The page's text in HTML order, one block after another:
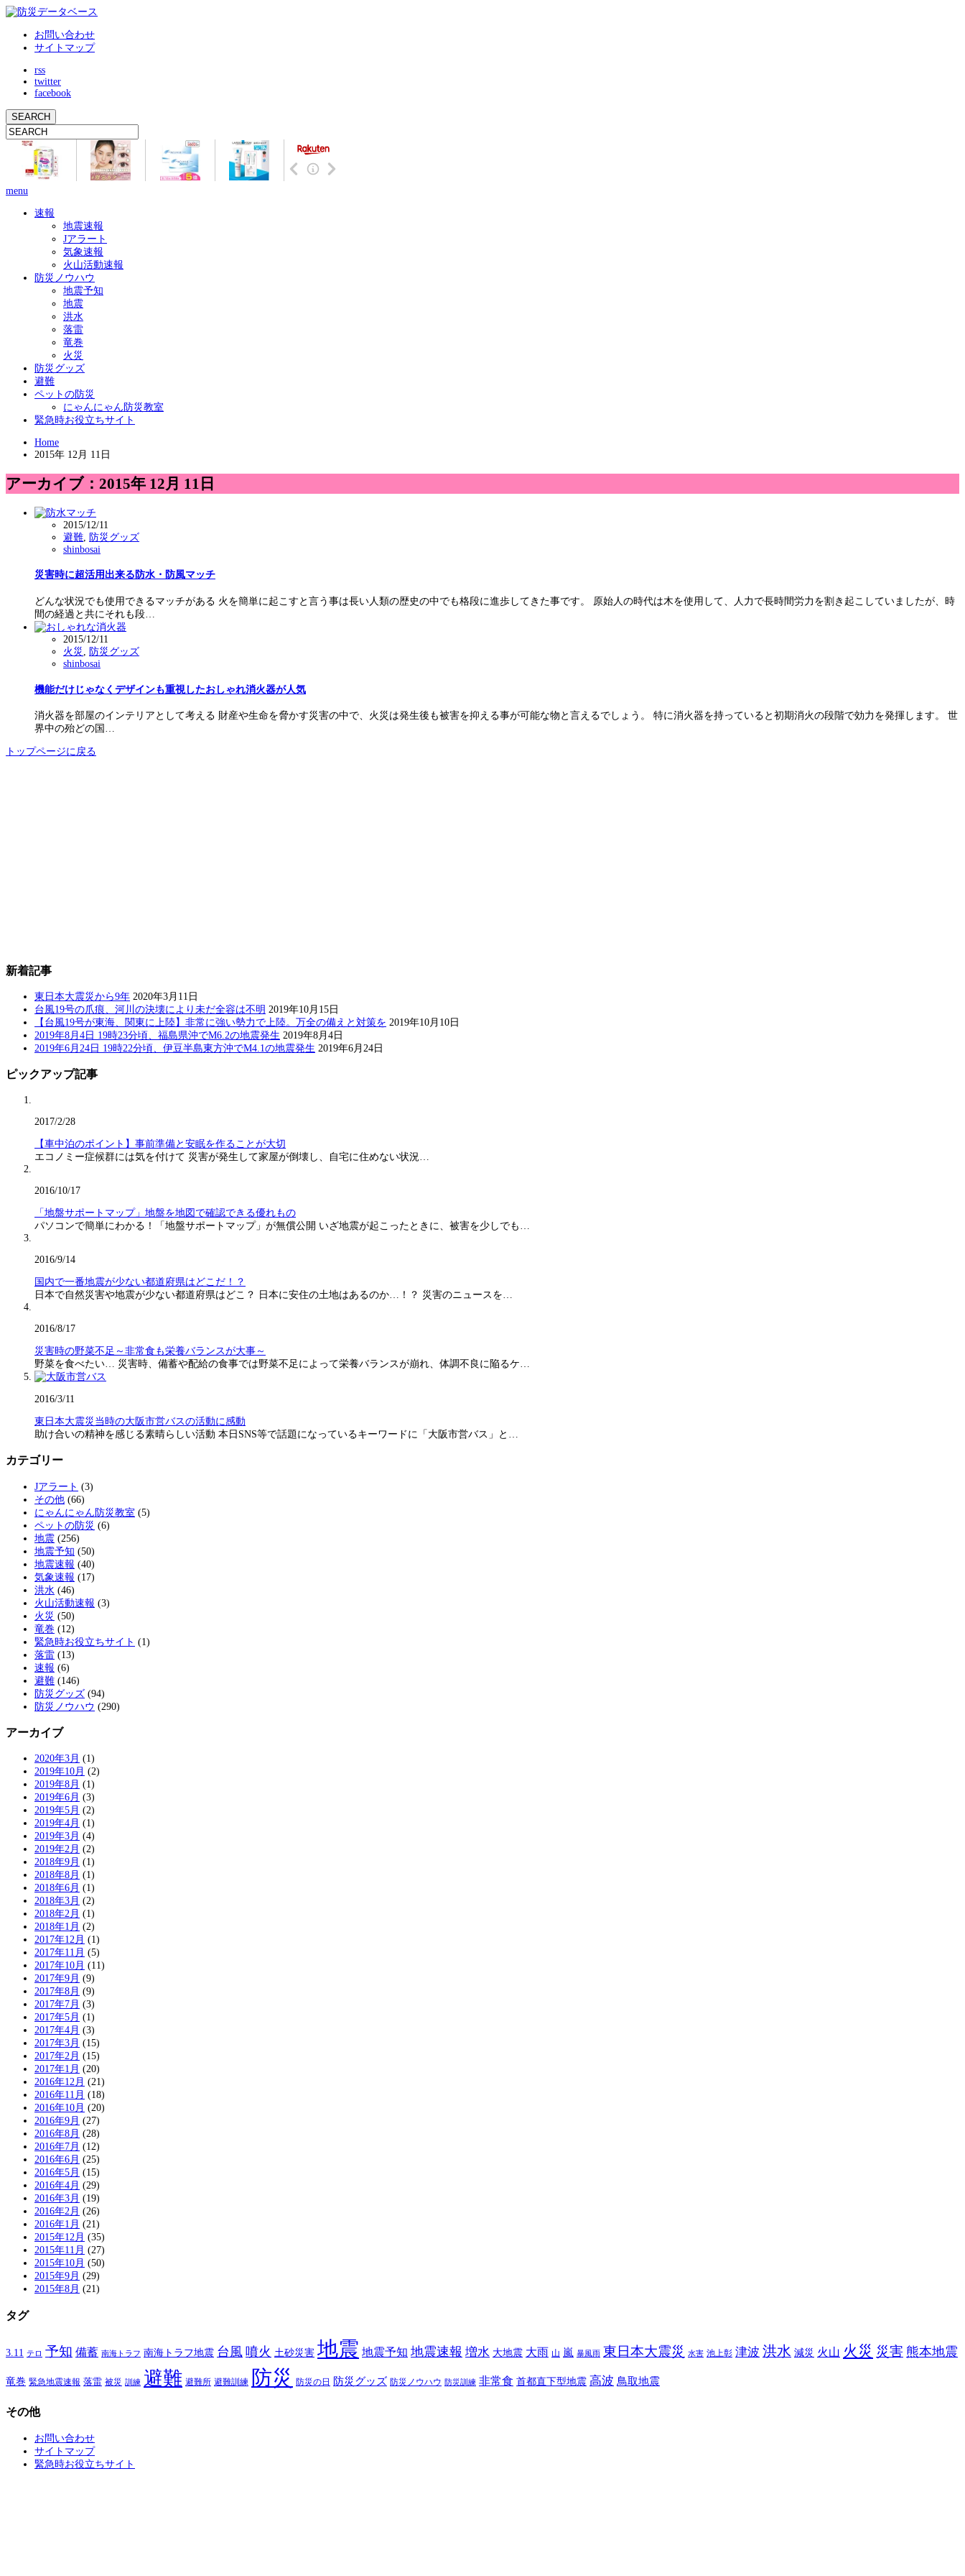
お問い合わせ
サイトマップ
rss
twitter
facebook
menu
速報
地震速報
Jアラート
気象速報
火山活動速報
防災ノウハウ
地震予知
地震
洪水
落雷
竜巻
火災
防災グッズ
避難
ペットの防災
にゃんにゃん防災教室
緊急時お役立ちサイト
Home
2015年 12月 11日
アーカイブ：2015年 12月 11日
2015/12/11
避難
防災グッズ
shinbosai
災害時に超活用出来る防水・防風マッチ
どんな状況でも使用できるマッチがある 火を簡単に起こすと言う事は長い人類の歴史の中でも格段に進歩してきた事です。 原始人の時代は木を使用して、人力で長時間労力を割き起こしていましたが、時
間の経過と共にそれも段…
2015/12/11
火災 , 防災グッズ
shinbosai
機能だけじゃなくデザインも重視したおしゃれ消火器が人気
消火器を部屋のインテリアとして考える 財産や生命を脅かす災害の中で、火災は発生後も被害を抑える事が可能な物と言えるでしょう。 特に消火器を持っていると初期消火の段階で効力を発揮します。 世
界中の殆どの国…
トップページに戻る
新着記事
東日本大震災から9年 2020年3月11日
台風19号の爪痕、河川の決壊により未だ全容は不明 2019年10月15日
【台風19号が東海、関東に上陸】非常に強い勢力で上陸。万全の備えと対策を 2019年10月10日
2019年8月4日 19時23分頃、福島県沖でM6.2の地震発生 2019年8月4日
2019年6月24日 19時22分頃、伊豆半島東方沖でM4.1の地震発生 2019年6月24日
ピックアップ記事
2017/2/28
【車中泊のポイント】事前準備と安眠を作ることが大切
エコノミー症候群には気を付けて 災害が発生して家屋が倒壊し、自宅に住めない状況…
2016/10/17
「地盤サポートマップ」地盤を地図で確認できる優れもの
パソコンで簡単にわかる！「地盤サポートマップ」が無償公開 いざ地震が起こったときに、被害を少しでも…
2016/9/14
国内で一番地震が少ない都道府県はどこだ！？
日本で自然災害や地震が少ない都道府県はどこ？ 日本に安住の土地はあるのか…！？ 災害のニュースを…
2016/8/17
災害時の野菜不足～非常食も栄養バランスが大事～
野菜を食べたい… 災害時、備蓄や配給の食事では野菜不足によって栄養バランスが崩れ、体調不良に陥るケ…
2016/3/11
東日本大震災当時の大阪市営バスの活動に感動
助け合いの精神を感じる素晴らしい活動 本日SNS等で話題になっているキーワードに「大阪市営バス」と…
カテゴリー
Jアラート (3)
その他 (66)
にゃんにゃん防災教室 (5)
ペットの防災 (6)
地震 (256)
地震予知 (50)
地震速報 (40)
気象速報 (17)
洪水 (46)
火山活動速報 (3)
火災 (50)
竜巻 (12)
緊急時お役立ちサイト (1)
落雷 (13)
速報 (6)
避難 (146)
防災グッズ (94)
防災ノウハウ (290)
アーカイブ
2020年3月 (1)
2019年10月 (2)
2019年8月 (1)
2019年6月 (3)
2019年5月 (2)
2019年4月 (1)
2019年3月 (4)
2019年2月 (2)
2018年9月 (1)
2018年8月 (1)
2018年6月 (1)
2018年3月 (2)
2018年2月 (1)
2018年1月 (2)
2017年12月 (1)
2017年11月 (5)
2017年10月 (11)
2017年9月 (9)
2017年8月 (9)
2017年7月 (3)
2017年5月 (1)
2017年4月 (3)
2017年3月 (15)
2017年2月 (15)
2017年1月 (20)
2016年12月 (21)
2016年11月 (18)
2016年10月 (20)
2016年9月 (27)
2016年8月 (28)
2016年7月 (12)
2016年6月 (25)
2016年5月 (15)
2016年4月 (29)
2016年3月 (19)
2016年2月 (26)
2016年1月 (21)
2015年12月 (35)
2015年11月 (27)
2015年10月 (50)
2015年9月 (29)
2015年8月 (21)
タグ
3.11 テロ 予知 備蓄 南海トラフ 南海トラフ地震 台風 噴火 土砂災害 地震 地震予知 地震速報 増水 大地震 大雨 山 嵐 暴風雨 東日本大震災 水害 池上彰 津波 洪水 減災 火山 火災 災害 熊本地震
竜巻 緊急地震速報 落雷 被災 訓練 避難 避難所 避難訓練 防災 防災の日 防災グッズ 防災ノウハウ 防災訓練 非常食 首都直下型地震 高波 鳥取地震
その他
お問い合わせ
サイトマップ
緊急時お役立ちサイト